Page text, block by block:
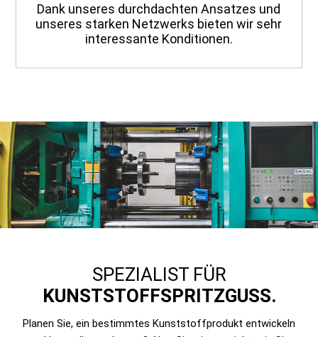
Dank unseres durchdachten Ansatzes und
unseres starken Netzwerks bieten wir sehr
interessante Konditionen.
SPEZIALIST FÜR
KUNSTSTOFFSPRITZGUSS.
Planen Sie, ein bestimmtes Kunststoffprodukt entwickeln